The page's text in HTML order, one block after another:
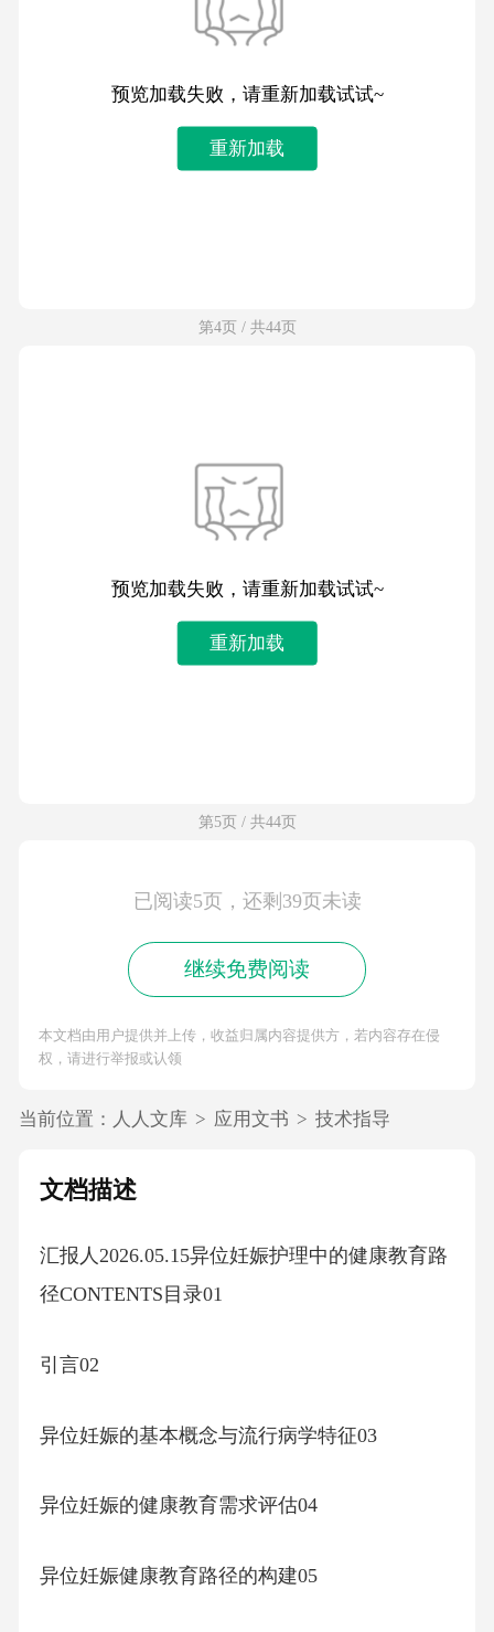
预览加载失败，请重新加载试试~
重新加载
第4页 / 共44页
预览加载失败，请重新加载试试~
重新加载
第5页 / 共44页
已阅读5页，还剩39页未读
继续免费阅读
本文档由用户提供并上传，收益归属内容提供方，若内容存在侵
权，请进行举报或认领
当前位置： 人人文库 > 应用文书 > 技术指导
文档描述
汇报人2026.05.15异位妊娠护理中的健康教育路
径CONTENTS目录01
引言02
异位妊娠的基本概念与流行病学特征03
异位妊娠的健康教育需求评估04
异位妊娠健康教育路径的构建05